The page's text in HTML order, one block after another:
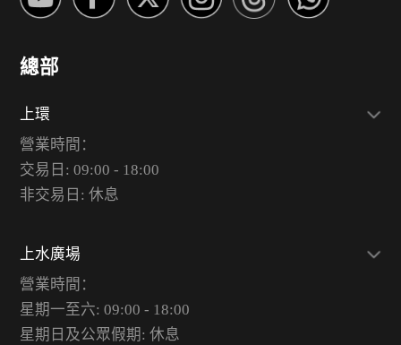
總部
上環
營業時間：
交易日: 09:00 - 18:00
非交易日: 休息
上水廣場
營業時間：
星期一至六: 09:00 - 18:00
星期日及公眾假期: 休息